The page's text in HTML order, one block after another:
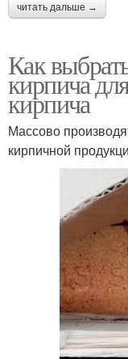
читать дальше →
Как
кирпича
кирпича
Массово
кирпичной